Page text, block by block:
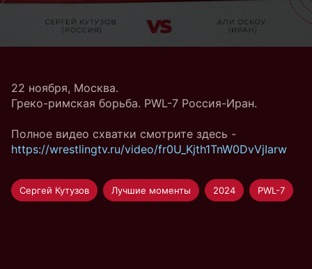
22 ноября, Москва.
Греко-римская борьба. PWL-7 Россия-Иран.
Полное видео схватки смотрите здесь -
https://wrestlingtv.ru/video/fr0U_Kjth1TnW0DvVjIarw
Сергей Кутузов Лучшие моменты 2024 PWL-7